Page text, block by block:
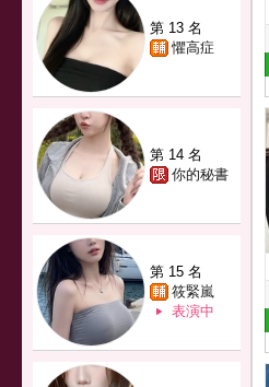
第 13 名
懼高症
第 14 名
你的秘書
第 15 名
筱緊嵐
表演中